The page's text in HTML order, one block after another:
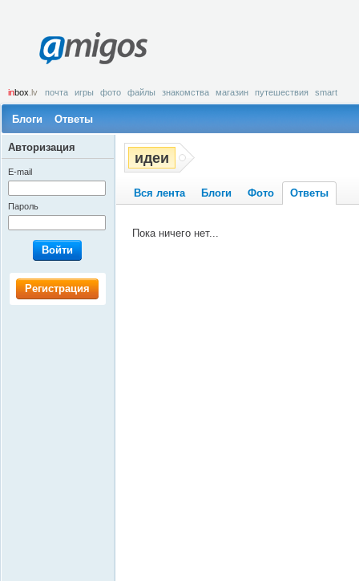
amigos
inbox .lv почта игры фото файлы знакомства магазин путешествия smart
Блоги Ответы
идеи
Вся лента Блоги Фото Ответы
Пока ничего нет...
Авторизация
E-mail
Пароль
Войти
Регистрация